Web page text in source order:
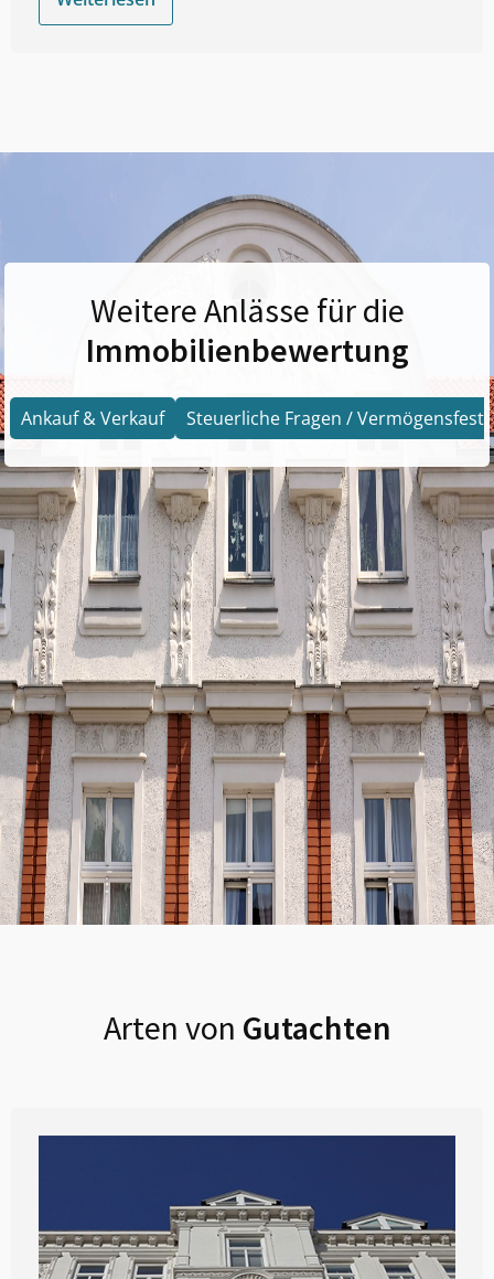
Weitere Anlässe für die
Immobilienbewertung
Ankauf & Verkauf Steuerliche Fragen /
Arten von Gutachten